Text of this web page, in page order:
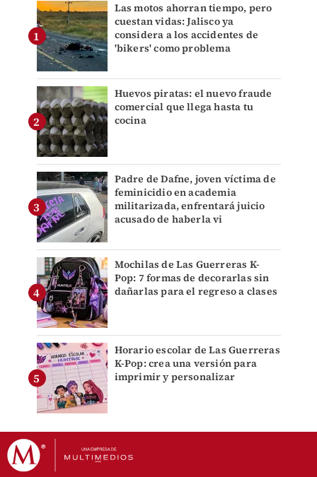
Las motos ahorran tiempo, pero
cuestan vidas: Jalisco ya
considera a los accidentes de
'bikers' como problema
Huevos piratas: el nuevo fraude
comercial que llega hasta tu
cocina
Padre de Dafne, joven víctima de
feminicidio en academia
militarizada, enfrentará juicio
acusado de haberla vi
Mochilas de Las Guerreras K-
Pop: 7 formas de decorarlas sin
dañarlas para el regreso a clases
Horario escolar de Las Guerreras
K-Pop: crea una versión para
imprimir y personalizar